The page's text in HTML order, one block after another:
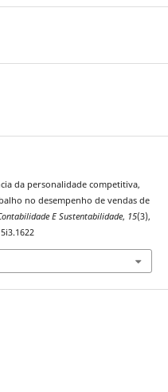
da personalidade competitiva,
no desempenho de vendas de
E Sustentabilidade, 15(3),